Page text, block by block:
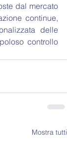
dal mercato
continue,
delle
controllo
Mostra tutti